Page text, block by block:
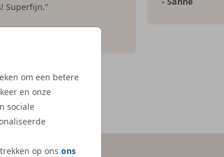
om een betere
en onze
sociale
op ons ons
Superfijn.”